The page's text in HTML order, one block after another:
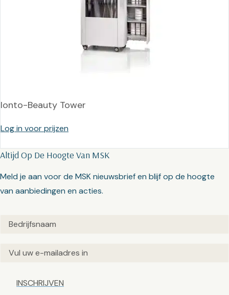
Ionto-Beauty Tower
Log in voor prijzen
Altijd Op De Hoogte Van MSK
Meld je aan voor de MSK nieuwsbrief en blijf op de hoogte
van aanbiedingen en acties.
Untitled(Vereist)
Email(Vereist)
Captcha